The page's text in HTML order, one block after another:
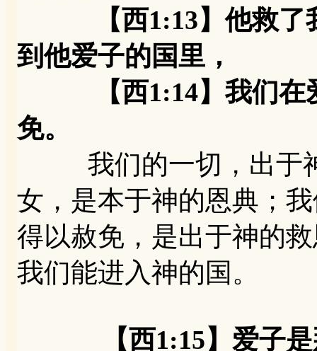
【西1:13】他救了我
到他爱子的国里，
【西1:14】我们在爱
免。
我们的一切，出于神
女，是本于神的恩典；
得以赦免，是出于神的
我们能进入神的国。
【西1:15】爱子